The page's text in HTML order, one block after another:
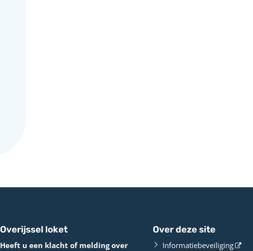
Overijssel loket
Heeft u een klacht of melding over
Over deze site
Informatiebeveiliging